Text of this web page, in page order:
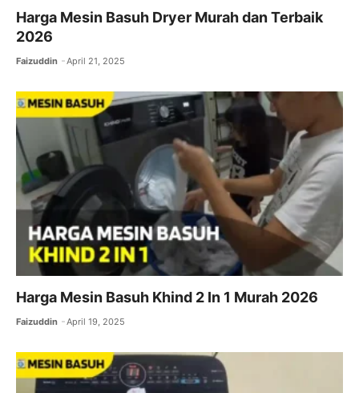
Harga Mesin Basuh Dryer Murah dan Terbaik
2026
Faizuddin April 21, 2025
Harga Mesin Basuh Khind 2 In 1 Murah 2026
Faizuddin April 19, 2025